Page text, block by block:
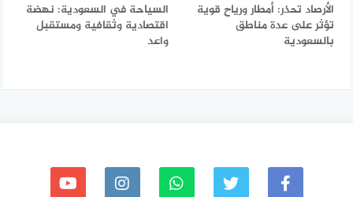
الأرصاد تحذر: أمطار ورياح قوية
تؤثر على عدة مناطق
بالسعودية
السياحة في السعودية: نهضة
اقتصادية وثقافية ومستقبل
واعد